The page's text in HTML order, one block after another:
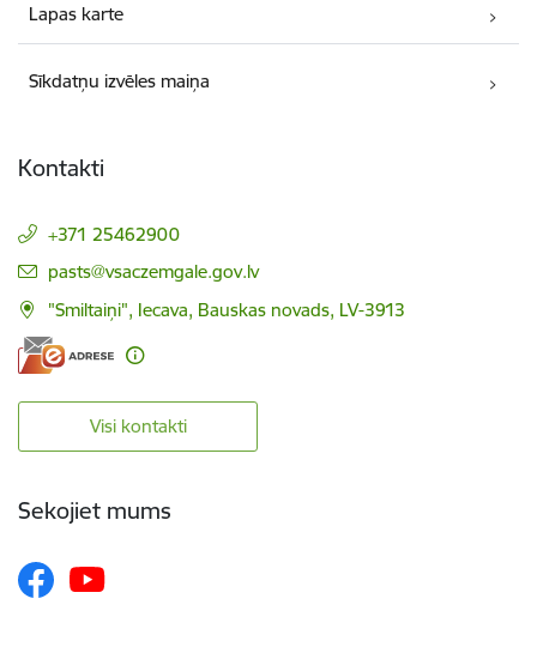
Lapas karte
Sīkdatņu izvēles maiņa
Kontakti
+371 25462900
E-pasts:
pasts@vsaczemgale.gov.lv
"Smiltaiņi", Iecava, Bauskas novads, LV-3913
Visi kontakti
Sekojiet mums